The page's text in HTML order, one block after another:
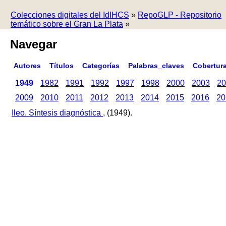
Colecciones digitales del IdIHCS » RepoGLP - Repositorio
temático sobre el Gran La Plata »
Navegar
Autores Títulos Categorías Palabras_claves
1949 1982 1991 1992 1997 1998 2000 2003
2009
2010 2011 2012 2013 2014 2015 2016
Ileo. Síntesis diagnóstica , (1949).